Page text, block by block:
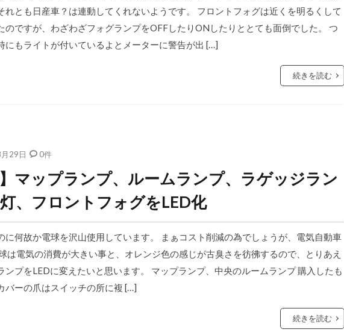
れとも日産車？は連動してくれないようです。 フロントフォグは近くを明るくして
のですが、わざわざフォグランプをOFFしたりONしたりととても面倒でした。 つ
にもライトが付いているよとメーターに警告が出 […]
続きを読む
29日 0件
】マップランプ、ルームランプ、ラゲッジラン
、フロントフォグをLED化
に何故か電球を沢山使用しています。 まぁコスト削減の為でしょうが、電気自動車
は電気の消費が大きい事と、オレンジ色の感じが古臭さを彷彿するので、とりあえ
ンプをLEDに変えたいと思います。 マップランプ、中央のルームランプ 購入したも
バーの爪はスイッチの所に複 […]
続きを読む